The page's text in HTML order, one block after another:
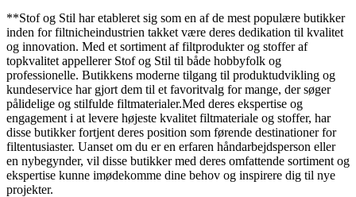
**Stof og Stil har etableret sig som en af de mest populære butikker
inden for filtnicheindustrien takket være deres dedikation til kvalitet
og innovation. Med et sortiment af filtprodukter og stoffer af
topkvalitet appellerer Stof og Stil til både hobbyfolk og
professionelle. Butikkens moderne tilgang til produktudvikling og
kundeservice har gjort dem til et favoritvalg for mange, der søger
pålidelige og stilfulde filtmaterialer.Med deres ekspertise og
engagement i at levere højeste kvalitet filtmateriale og stoffer, har
disse butikker fortjent deres position som førende destinationer for
filtentusiaster. Uanset om du er en erfaren håndarbejdsperson eller
en nybegynder, vil disse butikker med deres omfattende sortiment og
ekspertise kunne imødekomme dine behov og inspirere dig til nye
projekter.